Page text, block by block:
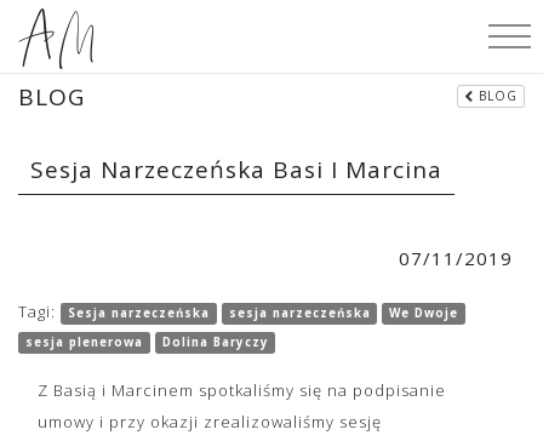
BLOG BLOG
Sesja Narzeczeńska Basi I Marcina
07/11/2019
Tagi: Sesja narzeczeńska sesja narzeczeńska
We Dwoje
sesja plenerowa
Dolina Baryczy
Z Basią i Marcinem spotkaliśmy się na podpisanie
umowy i przy okazji zrealizowaliśmy sesję